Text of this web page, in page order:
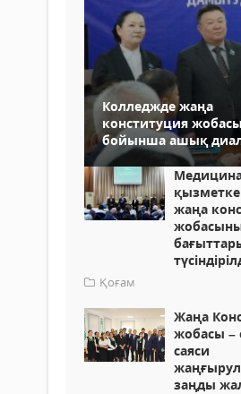
Колледжде жаңа
конституция жобасы
бойынша ашық
жаңа
Қоғам
Жаңа
жобасы –
саяси
заңды